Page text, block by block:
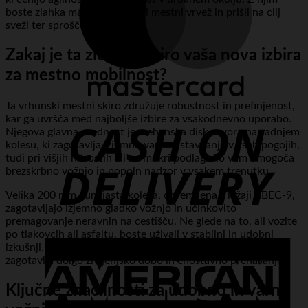
boste zlahka manevrirali skozi mestni vrvež in prišli na cilj
sveži ter sproščeni.
Zakaj je ta zložljivi skiro vaša nova izbira
za mestno mobilnost?
Ta vrhunski mestni skiro združuje robustnost in prefinjenost,
kar ga uvršča med najboljše izbire za vsakodnevno uporabo.
Njegova glavna prednost je mehanska disk zavora na zadnjem
kolesu, ki zagotavlja izjemno varno ustavljanje v vseh pogojih,
tudi pri višjih hitrostih ali na mokri podlagi. To vam omogoča
brezskrbno vožnjo in popoln nadzor v vsakem trenutku.
Velika 200 mm gumijasta kolesa, opremljena z ležaji ABEC-9,
zagotavljajo izjemno gladko vožnjo in učinkovito
premagovanje neravnin na cestišču. Ne glede na to, ali vozite
po tlakovcih ali asfaltu, boste uživali v stabilni in udobni
izkušnji. Lahka, a trpežna aluminijasta konstrukcija pa
zagotavlja dolgo življenjsko dobo in enostavno prenašanje.
Ključne značilnosti za udobno in varno